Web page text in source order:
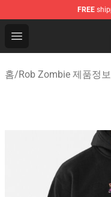
FREE
Open menu
Rob Zombie
홈/Rob Zombie 제품정보